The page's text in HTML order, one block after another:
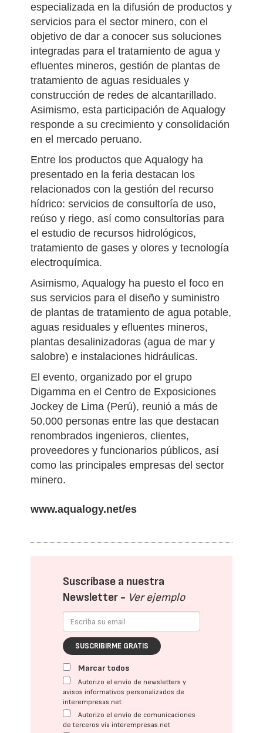
especializada en la difusión de productos y
servicios para el sector minero, con el
objetivo de dar a conocer sus soluciones
integradas para el tratamiento de agua y
efluentes mineros, gestión de plantas de
tratamiento de aguas residuales y
construcción de redes de alcantarillado.
Asimismo, esta participación de Aqualogy
responde a su crecimiento y consolidación
en el mercado peruano.
Entre los productos que Aqualogy ha
presentado en la feria destacan los
relacionados con la gestión del recurso
hídrico: servicios de consultoría de uso,
reúso y riego, así como consultorías para
el estudio de recursos hidrológicos,
tratamiento de gases y olores y tecnología
electroquímica.
Asimismo, Aqualogy ha puesto el foco en
sus servicios para el diseño y suministro
de plantas de tratamiento de agua potable,
aguas residuales y efluentes mineros,
plantas desalinizadoras (agua de mar y
salobre) e instalaciones hidráulicas.
El evento, organizado por el grupo
Digamma en el Centro de Exposiciones
Jockey de Lima (Perú), reunió a más de
50.000 personas entre las que destacan
renombrados ingenieros, clientes,
proveedores y funcionarios públicos, así
como las principales empresas del sector
minero.
www.aqualogy.net/es
Suscríbase a nuestra
Newsletter - Ver ejemplo
SUSCRIBIRME GRATIS
Marcar todos
Autorizo el envío de newsletters y
avisos informativos personalizados de
interempresas.net
Autorizo el envío de comunicaciones
de terceros vía interempresas.net